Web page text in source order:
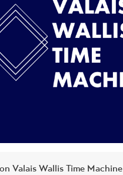
Valais Wallis Time Machine